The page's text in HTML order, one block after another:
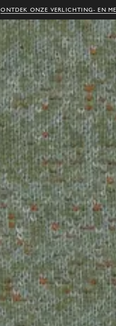
ONTDEK ONZE VERLICHTING- EN